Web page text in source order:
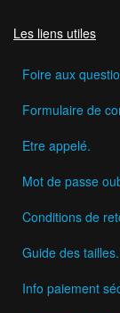
Les liens utiles
Foire aux
Formulaire de
Etre appelé.
Mot de passe
Conditions de
Guide des tailles.
Info paiement